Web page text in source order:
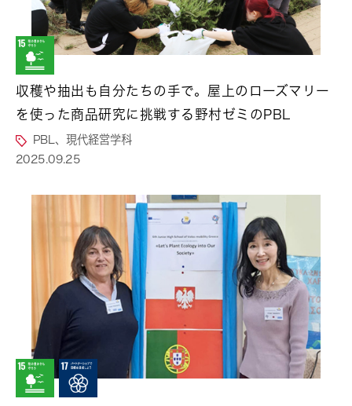
収穫や抽出も自分たちの手で。屋上のローズマリー
を使った商品研究に挑戦する野村ゼミのPBL
PBL、現代経営学科
2025.09.25